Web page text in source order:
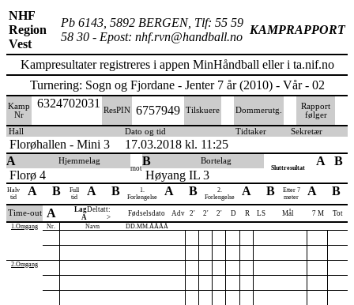
NHF
Region
Vest
Pb 6143, 5892 BERGEN, Tlf: 55 59
58 30 - Epost: nhf.rvn@handball.no
KAMPRAPPORT
Kampresultater registreres i appen MinHåndball eller i ta.nif.no
Turnering: Sogn og Fjordane - Jenter 7 år (2010) - Vår - 02
Kamp
Nr
6324702031
ResPIN 6757949 Tilskuere Dommerutg.
Rapport
følger
Hall
Dato og tid Tidtaker Sekretær
Florøhallen - Mini 3
17.03.2018 kl. 11:25
A
Hjemmelag
Florø 4 mot
B Bortelag
Høyang IL 3
Sluttresultat
A B
Halv
tid
A B
Full
tid
A B
1.
Forlengelse
A B
2.
Forlengelse
A B
Etter 7
meter
A B
Time-out A
Lag
A
Deltatt:
>
Fødselsdato Adv 2' 2' 2' D R LS Mål 7 M Tot
1.Omgang Nr. Navn DD.MM.ÅÅÅÅ
2.Omgang